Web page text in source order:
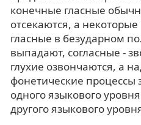
конечные гласные
отсекаются, а
гласные в безударном
выпадают, согласные -
глухие озвончаются, а
фонетические процессы
одного языкового
другого языкового